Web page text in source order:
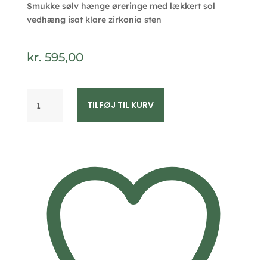
Smukke sølv hænge øreringe med lækkert sol
vedhæng isat klare zirkonia sten
kr. 595,00
Jewelry
TILFØJ TIL KURV